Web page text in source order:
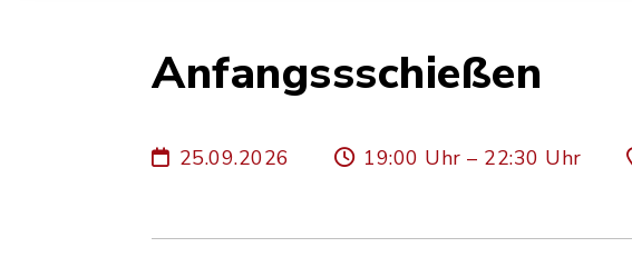
Anfangssschießen
25.09.2026 19:00 Uhr – 22:30 Uhr